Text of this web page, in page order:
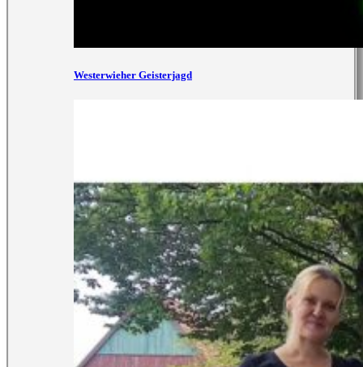
Westerwieher Geisterjagd